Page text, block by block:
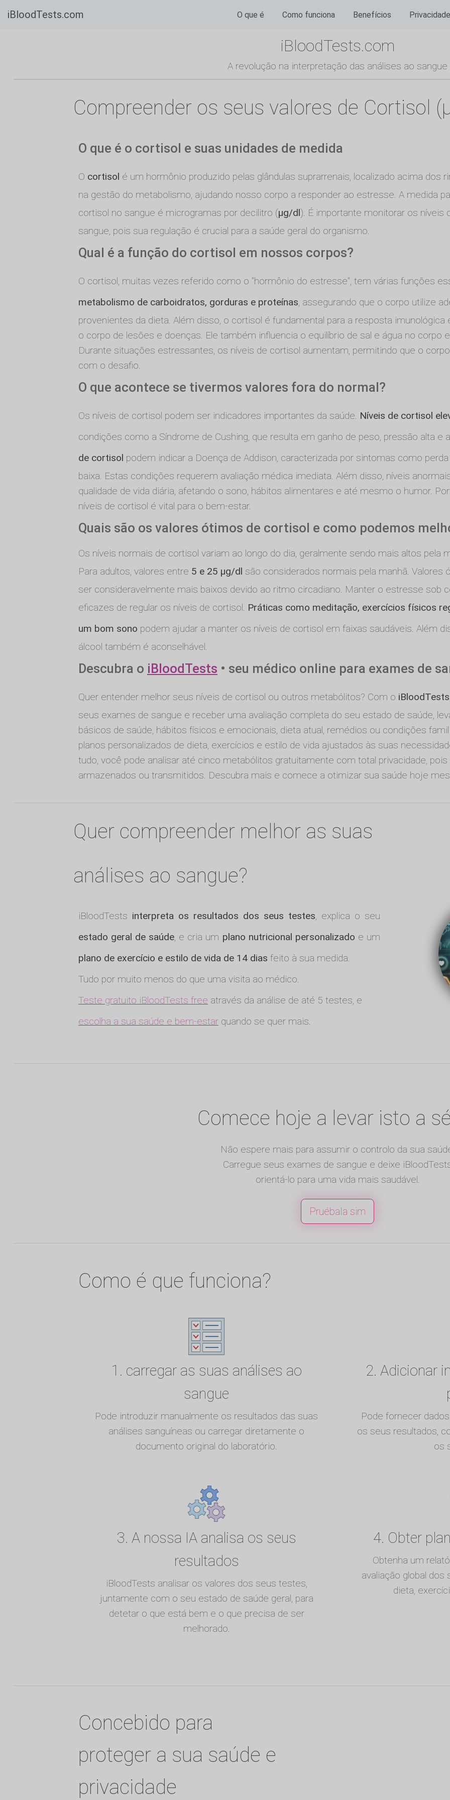
iBloodTests.com O que é Como funciona Benefícios Privacidade
iBloodTests.com
A revolução na interpretação das análises ao sangue
Compreender os seus valores de Cortisol
O que é o cortisol e suas unidades de medida
O cortisol é um hormônio produzido pelas glândulas suprarrenais, localizado acima dos
na gestão do metabolismo, ajudando nosso corpo a responder ao estresse. A medida
cortisol no sangue é microgramas por decilitro (µg/dl). É importante monitorar os
sangue, pois sua regulação é crucial para a saúde geral do organismo.
Qual é a função do cortisol em nossos corpos?
O cortisol, muitas vezes referido como o "hormônio do estresse", tem várias funções
metabolismo de carboidratos, gorduras e proteínas, assegurando que o corpo utilize
provenientes da dieta. Além disso, o cortisol é fundamental para a resposta imunológica
o corpo de lesões e doenças. Ele também influencia o equilíbrio de sal e água no corpo
Durante situações estressantes, os níveis de cortisol aumentam, permitindo que o
com o desafio.
O que acontece se tivermos valores fora do normal?
Os níveis de cortisol podem ser indicadores importantes da saúde. Níveis de cortisol
condições como a Síndrome de Cushing, que resulta em ganho de peso, pressão alta e
de cortisol podem indicar a Doença de Addison, caracterizada por sintomas como
baixa. Estas condições requerem avaliação médica imediata. Além disso, níveis
qualidade de vida diária, afetando o sono, hábitos alimentares e até mesmo o humor.
níveis de cortisol é vital para o bem-estar.
Quais são os valores ótimos de cortisol e como podemos
Os níveis normais de cortisol variam ao longo do dia, geralmente sendo mais altos pela
Para adultos, valores entre 5 e 25 µg/dl são considerados normais pela manhã. Valores
ser consideravelmente mais baixos devido ao ritmo circadiano. Manter o estresse sob
eficazes de regular os níveis de cortisol. Práticas como meditação, exercícios físicos
um bom sono podem ajudar a manter os níveis de cortisol em faixas saudáveis. Além
álcool também é aconselhável.
Descubra o iBloodTests • seu médico online para exames de
Quer entender melhor seus níveis de cortisol ou outros metabólitos? Com o iBloodTests
seus exames de sangue e receber uma avaliação completa do seu estado de saúde,
básicos de saúde, hábitos físicos e emocionais, dieta atual, remédios ou condições
planos personalizados de dieta, exercícios e estilo de vida ajustados às suas
tudo, você pode analisar até cinco metabólitos gratuitamente com total privacidade,
armazenados ou transmitidos. Descubra mais e comece a otimizar sua saúde hoje
Quer compreender melhor as suas
análises ao sangue?
iBloodTests interpreta os resultados dos seus testes, explica o seu
estado geral de saúde, e cria um plano nutricional personalizado e um
plano de exercício e estilo de vida de 14 dias feito à sua medida.
Tudo por muito menos do que uma visita ao médico.
Teste gratuito iBloodTests free através da análise de até 5 testes, e
escolha a sua saúde e bem-estarquando se quer mais.
Comece hoje a levar isto a
Não espere mais para assumir o controlo da sua
Carregue seus exames de sangue e deixe
orientá-lo para uma vida mais saudável.
Pruébala sim
Como é que funciona?
1. carregar as suas análises ao
sangue
Pode introduzir manualmente os resultados das suas
análises sanguíneas ou carregar diretamente o
documento original do laboratório.
2. Adicionar
Pode fornecer
os seus resultados,
os
3. A nossa IA analisa os seus
resultados
iBloodTests analisar os valores dos seus testes,
juntamente com o seu estado de saúde geral, para
detetar o que está bem e o que precisa de ser
melhorado.
4. Obter
Obtenha um
avaliação global
dieta,
Concebido para
proteger a sua saúde e
privacidade